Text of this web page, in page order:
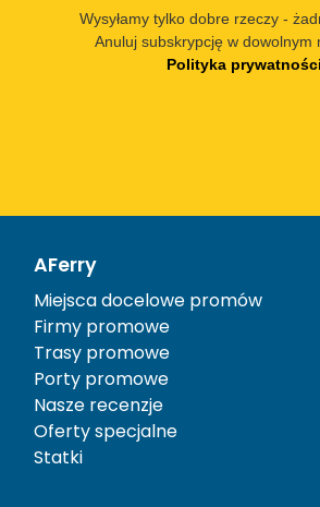
Wysyłamy tylko dobre rzeczy -
Anuluj subskrypcję w dowolnym
Polityka prywatności
AFerry
Miejsca docelowe promów
Firmy promowe
Trasy promowe
Porty promowe
Nasze recenzje
Oferty specjalne
Statki